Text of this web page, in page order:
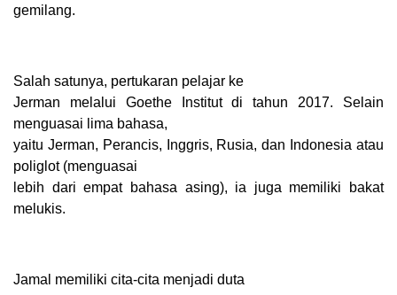
gemilang.
Salah satunya, pertukaran pelajar ke
Jerman melalui Goethe Institut di tahun 2017. Selain
menguasai lima bahasa,
yaitu Jerman, Perancis, Inggris, Rusia, dan Indonesia atau
poliglot (menguasai
lebih dari empat bahasa asing), ia juga memiliki bakat
melukis.
Jamal memiliki cita-cita menjadi duta